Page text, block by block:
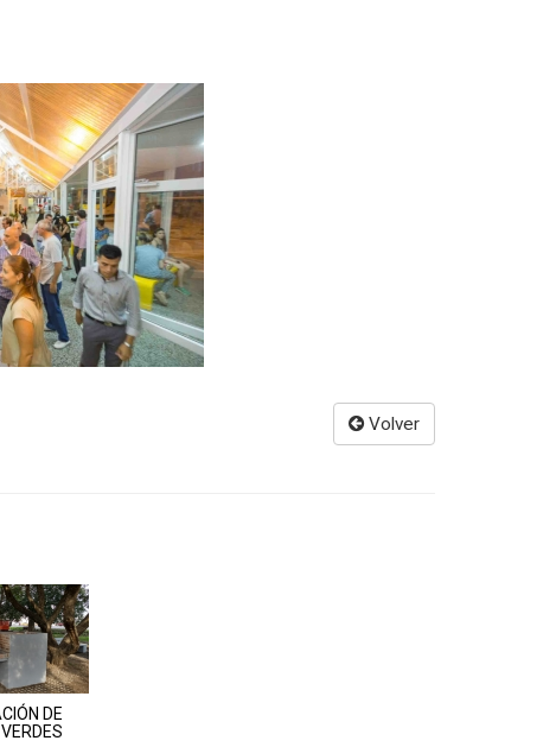
Volver
DE